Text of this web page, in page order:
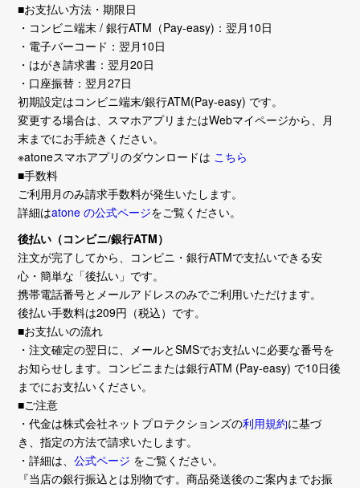
■お支払い方法・期限日
・コンビニ端末 / 銀行ATM（Pay-easy)：翌月10日
・電子バーコード：翌月10日
・はがき請求書：翌月20日
・口座振替：翌月27日
初期設定はコンビニ端末/銀行ATM(Pay-easy) です。
変更する場合は、スマホアプリまたはWebマイページから、月
末までにお手続きください。
※atoneスマホアプリのダウンロードは こちら
■手数料
ご利用月のみ請求手数料が発生いたします。
詳細はatone の公式ページをご覧ください。
後払い（コンビニ/銀行ATM）
注文が完了してから、コンビニ・銀行ATMで支払いできる安
心・簡単な「後払い」です。
携帯電話番号とメールアドレスのみでご利用いただけます。
後払い手数料は209円（税込）です。
■お支払いの流れ
・注文確定の翌日に、メールとSMSでお支払いに必要な番号を
お知らせします。コンビニまたは銀行ATM (Pay-easy) で10日後
までにお支払いください。
■ご注意
・代金は株式会社ネットプロテクションズの利用規約に基づ
き、指定の方法で請求いたします。
・詳細は、公式ページ をご覧ください。
『当店の銀行振込とは別物です。商品発送後のご案内までお振